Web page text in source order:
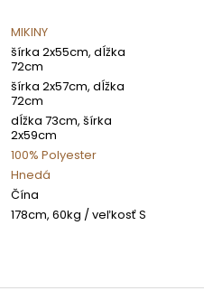
MIKINY
šírka 2x55cm, dĺžka
72cm
šírka 2x57cm, dĺžka
72cm
dĺžka 73cm, šírka
2x59cm
100% Polyester
Hnedá
Čína
178cm, 60kg / veľkosť S